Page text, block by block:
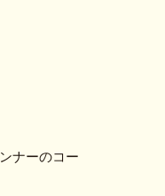
ナーのコー